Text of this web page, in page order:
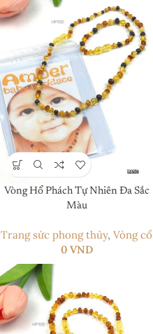
Vòng Hổ Phách Tự Nhiên Đa Sắc
Màu
Trang sức phong thủy, Vòng cổ
0 VND